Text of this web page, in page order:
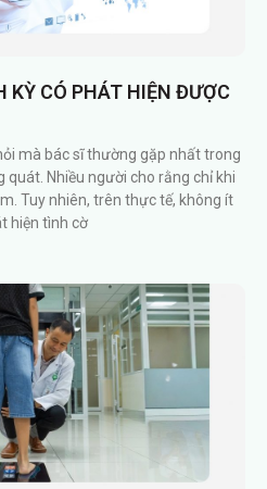
KỲ CÓ PHÁT HIỆN ĐƯỢC
mà bác sĩ thường gặp nhất trong
Nhiều người cho rằng chỉ khi
Tuy nhiên, trên thực tế, không ít
hiện tình cờ